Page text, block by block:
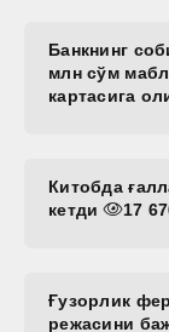
Банкнинг
млн сўм
картасига
Китобда
кетди
17
Ғузорлик
режасини